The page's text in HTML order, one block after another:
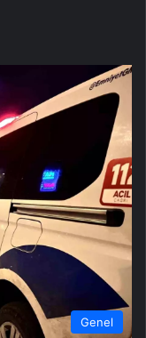
Genel